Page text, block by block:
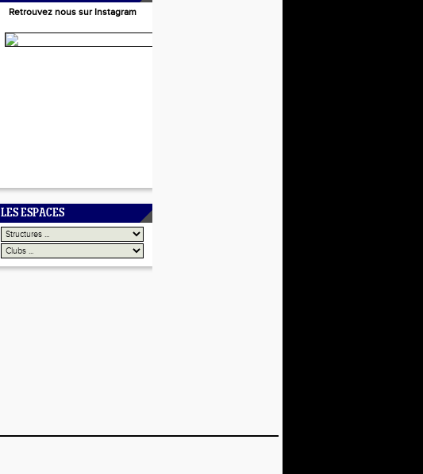
Retrouvez nous sur Instagram
LES ESPACES